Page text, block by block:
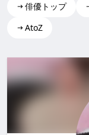
俳優トップ
AtoZ
Kantheephop
ガンティーポップ